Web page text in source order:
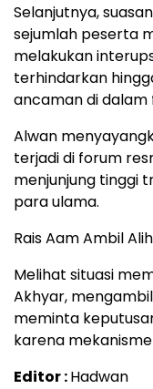
Selanjutnya,
sejumlah peserta
melakukan
terhindarkan
ancaman di dalam
Alwan
terjadi di forum
menjunjung tinggi
para ulama.
Rais Aam Ambil
Melihat situasi
Akhyar,
meminta
karena
Editor :Hadwan